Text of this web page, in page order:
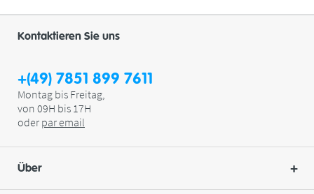
Kontaktieren Sie uns
+(49) 7851 899 7611
Montag bis Freitag,
von 09H bis 17H
oder paremail
Über